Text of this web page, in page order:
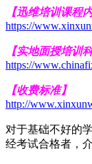
【迅维培训课程
https://
【实地面授培训
https://
【收费标准】
http://
对于基础不好的
经考试合格者，